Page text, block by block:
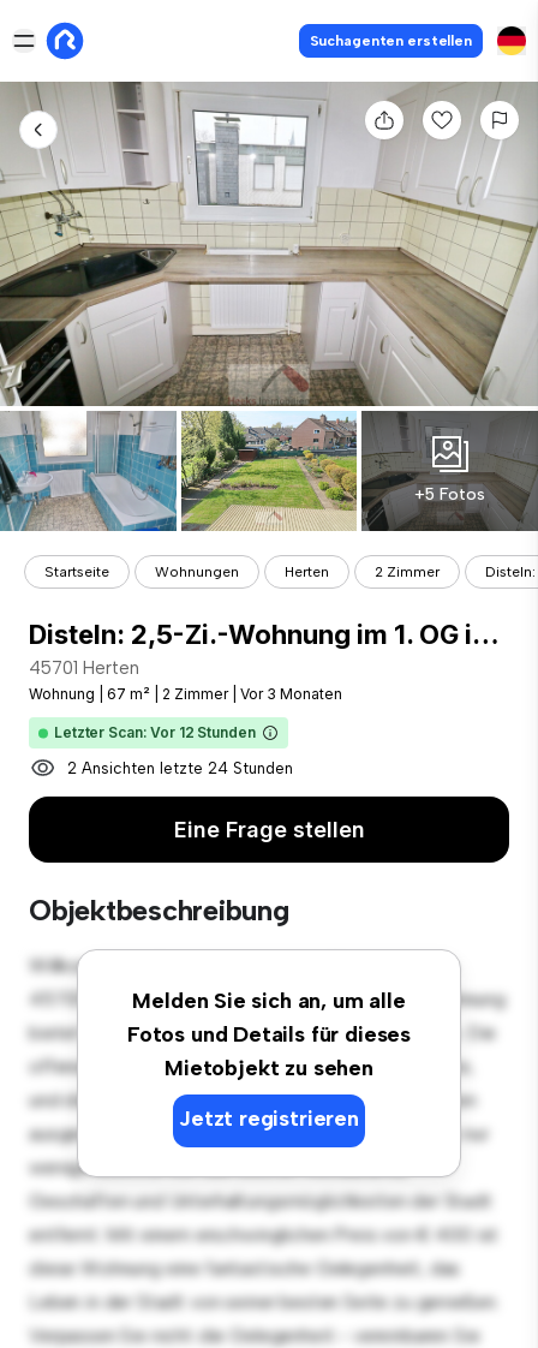
Suchagenten erstellen
+5 Fotos
Startseite Wohnungen Herten 2 Zimmer
Disteln: 2,5-Zi.-Wohnung im 1. OG in Schulnähe – bereits frei
45701 Herten
Wohnung 67 m² 2 Zimmer Vor 3 Monaten
Letzter Scan: Vor 12 Stunden
2 Ansichten letzte 24 Stunden
Eine Frage stellen
Objektbeschreibung
Melden Sie sich an, um alle
Fotos und Details für dieses
Mietobjekt zu sehen
Jetzt registrieren
Willkommen in Ihrem neuen urbanen Rückzugsort in
45701 Herten! Diese moderne 2 Schlafzimmer-Wohnung
bietet einen stilvollen und gemütlichen Lebensraum. Die
offene Raumaufteilung eignet sich perfekt für Gäste,
und die elegante Küche ist mit erstklassigen Geräten
ausgestattet. Dank der erstklassigen Lage sind Sie nur
wenige Schritte von den besten Restaurants,
Geschäften und Unterhaltungsmöglichkeiten der Stadt
entfernt. Mit einem erschwinglichen Preis von € 400 ist
diese Wohnung eine fantastische Gelegenheit, das
Leben in der Stadt von seiner besten Seite zu genießen.
Verpassen Sie nicht die Gelegenheit - vereinbaren Sie